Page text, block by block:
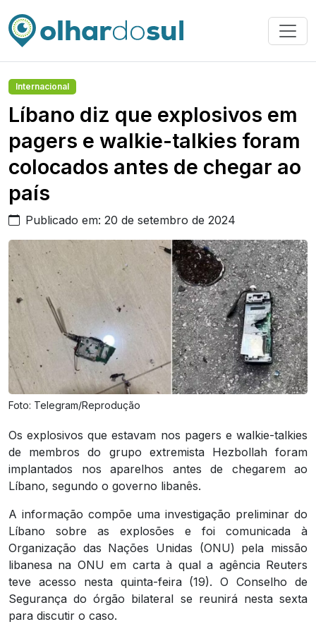
Internacional
Líbano diz que explosivos em
pagers e walkie-talkies foram
colocados antes de chegar ao
país
Publicado em: 20 de setembro de 2024
Foto: Telegram/Reprodução
Os explosivos que estavam nos pagers e walkie-talkies
de membros do grupo extremista Hezbollah foram
implantados nos aparelhos antes de chegarem ao
Líbano, segundo o governo libanês.
A informação compõe uma investigação preliminar do
Líbano sobre as explosões e foi comunicada à
Organização das Nações Unidas (ONU) pela missão
libanesa na ONU em carta à qual a agência Reuters
teve acesso nesta quinta-feira (19). O Conselho de
Segurança do órgão bilateral se reunirá nesta sexta
para discutir o caso.